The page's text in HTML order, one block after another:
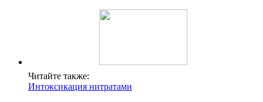
Читайте также:
Интоксикация нитратами